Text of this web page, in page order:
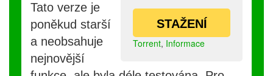
STAŽENÍ
Torrent, Informace
Tato verze je
poněkud starší
a neobsahuje
nejnovější